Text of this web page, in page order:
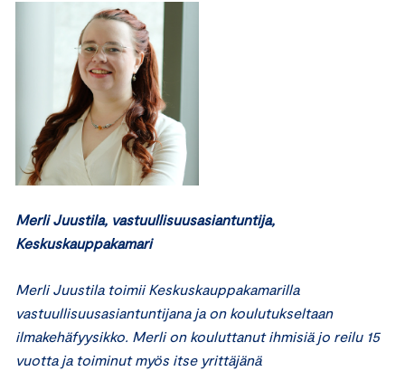
Merli Juustila, vastuullisuusasiantuntija,
Keskuskauppakamari
Merli Juustila toimii Keskuskauppakamarilla
vastuullisuusasiantuntijana ja on koulutukseltaan
ilmakehäfyysikko. Merli on kouluttanut ihmisiä jo reilu 15
vuotta ja toiminut myös itse yrittäjänä